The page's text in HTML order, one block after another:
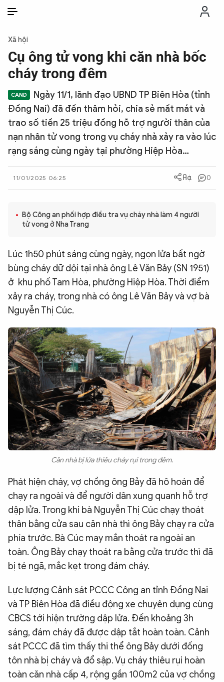
THỜI SỰ
CHỐNG DIỄN BIẾN HÒA BÌNH
CÔNG AN TRONG LÒNG DÂN
XÃ HỘI
PHÁP LUẬT
VĂN HÓA - THỂ THAO
BẠN ĐỌC & CAND
ĐA PHƯƠNG TIỆN
eMagazine
Podcast
Video Ảnh
Infographic
Chuyên trangAn ninh thế giớiVăn nghệ Công an
Chuyên đề
Xã hội
Cụ ông tử vong khi căn nhà bốc
cháy trong đêm
Ngày 11/1, lãnh đạo UBND TP Biên Hòa (tỉnh
Đồng Nai) đã đến thăm hỏi, chia sẻ mất mát và
trao số tiền 25 triệu đồng hỗ trợ người thân của
nạn nhân tử vong trong vụ cháy nhà xảy ra vào lúc
rạng sáng cùng ngày tại phường Hiệp Hòa…
11/01/2025 06:25 0
Bộ Công an phối hợp điều tra vụ cháy nhà làm 4 người
tử vong ở Nha Trang
Lúc 1h50 phút sáng cùng ngày, ngọn lửa bất ngờ
bùng cháy dữ dội tại nhà ông Lê Văn Bảy (SN 1951)
ở khu phố Tam Hòa, phường Hiệp Hòa. Thời điểm
xảy ra cháy, trong nhà có ông Lê Văn Bảy và vợ bà
Nguyễn Thị Cúc.
Căn nhà bị lửa thiêu cháy rụi trong đêm.
Phát hiện cháy, vợ chồng ông Bảy đã hô hoán để
chạy ra ngoài và để người dân xung quanh hỗ trợ
dập lửa. Trong khi bà Nguyễn Thị Cúc chạy thoát
thân bằng cửa sau căn nhà thì ông Bảy chạy ra cửa
phía trước. Bà Cúc may mắn thoát ra ngoài an
toàn. Ông Bảy chạy thoát ra bằng cửa trước thì đã
bị té ngã, mắc kẹt trong đám cháy.
Lực lượng Cảnh sát PCCC Công an tỉnh Đồng Nai
và TP Biên Hòa đã điều động xe chuyên dụng cùng
CBCS tới hiện trường dập lửa. Đến khoảng 3h
sáng, đám cháy đã được dập tắt hoàn toàn. Cảnh
sát PCCC đã tìm thấy thi thể ông Bảy dưới đống
tôn nhà bị cháy và đổ sập. Vụ cháy thiêu rụi hoàn
toàn căn nhà cấp 4, rộng gần 100m2 của vợ chồng